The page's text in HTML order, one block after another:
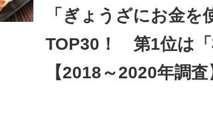
「ぎょうざにお金
TOP30！ 第1位は「
【2018～2020年調査